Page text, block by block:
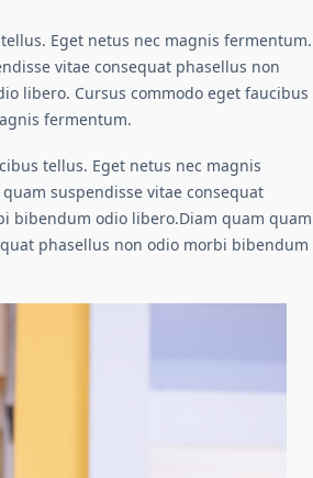
Eget netus nec magnis fermentum.
vitae consequat phasellus non
libero. Cursus commodo eget faucibus
fermentum.
tellus. Eget netus nec magnis
suspendisse vitae consequat
bibendum odio libero.Diam quam quam
phasellus non odio morbi bibendum